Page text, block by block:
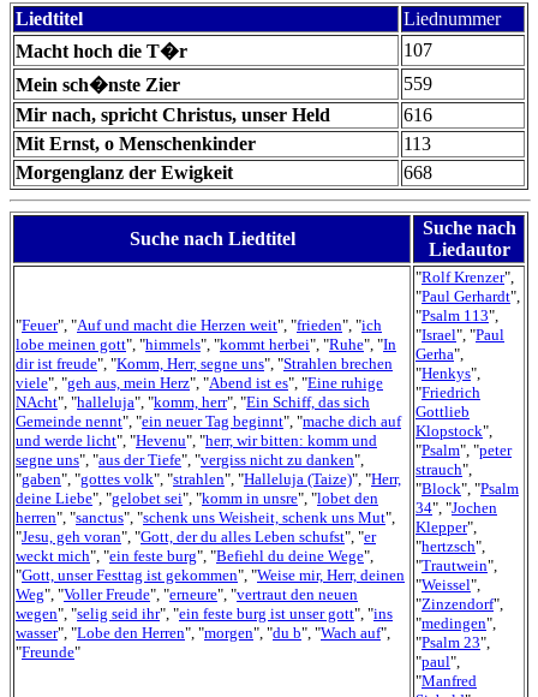
Liedtitel
Liednummer
Macht hoch die T�r
107
Mein sch�nste Zier
559
Mir nach, spricht Christus, unser Held
616
Mit Ernst, o Menschenkinder
113
Morgenglanz der Ewigkeit
668
Suche nach Liedtitel
Suche nach
Liedautor
"Feuer", "Auf und macht die Herzen weit", "frieden", "ich
lobe meinen gott", "himmels", "kommt herbei", "Ruhe", "In
dir ist freude", "Komm, Herr, segne uns", "Strahlen brechen
viele", "geh aus, mein Herz", "Abend ist es", "Eine ruhige
NAcht", "halleluja", "komm, herr", "Ein Schiff, das sich
Gemeinde nennt", "ein neuer Tag beginnt", "mache dich auf
und werde licht", "Hevenu", "herr, wir bitten: komm und
segne uns", "aus der Tiefe", "vergiss nicht zu danken",
"gaben", "gottes volk", "strahlen", "Halleluja (Taize)", "Herr,
deine Liebe", "gelobet sei", "komm in unsre", "lobet den
herren", "sanctus", "schenk uns Weisheit, schenk uns Mut",
"Jesu, geh voran", "Gott, der du alles Leben schufst", "er
weckt mich", "ein feste burg", "Befiehl du deine Wege",
"Gott, unser Festtag ist gekommen", "Weise mir, Herr, deinen
Weg", "Voller Freude", "erneure", "vertraut den neuen
wegen", "selig seid ihr", "ein feste burg ist unser gott", "ins
wasser", "Lobe den Herren", "morgen", "du b", "Wach auf",
"Freunde"
"Rolf Krenzer",
"Paul Gerhardt",
"Psalm 113",
"Israel", "Paul
Gerha",
"Henkys",
"Friedrich
Gottlieb
Klopstock",
"Psalm", "peter
strauch",
"Block", "Psalm
34", "Jochen
Klepper",
"hertzsch",
"Trautwein",
"Weissel",
"Zinzendorf",
"medingen",
"Psalm 23",
"paul",
"Manfred